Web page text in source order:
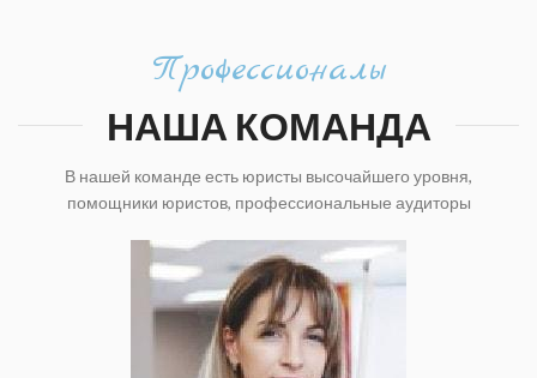
Профессионалы
НАША КОМАНДА
В нашей команде есть юристы высочайшего уровня,
помощники юристов, профессиональные аудиторы